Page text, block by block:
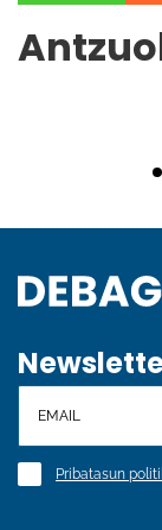
Pribatasun